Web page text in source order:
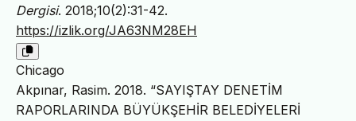
Dergisi. 2018;10(2):31-42.
https://izlik.org/JA63NM28EH
Chicago
Akpınar, Rasim. 2018. “SAYIŞTAY DENETİM
RAPORLARINDA BÜYÜKŞEHİR BELEDİYELERİ